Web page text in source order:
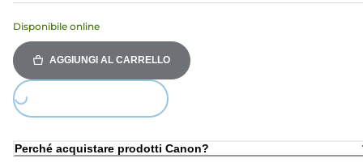
Disponibile online
AGGIUNGI AL CARRELLO
Loading...
Perché acquistare prodotti Canon?